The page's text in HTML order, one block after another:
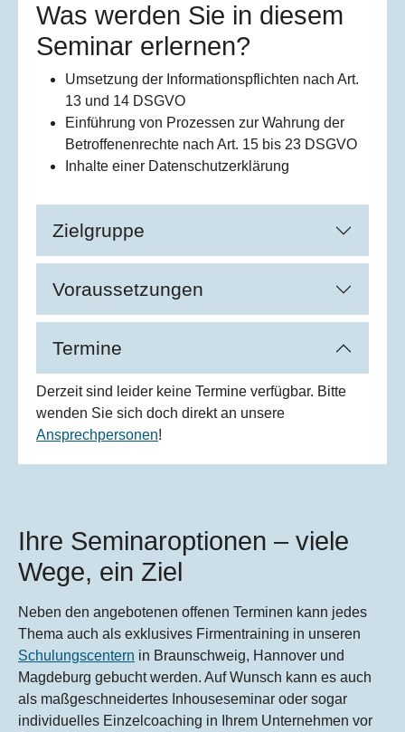
Was werden Sie in diesem
Seminar erlernen?
Umsetzung der Informationspflichten nach Art.
13 und 14 DSGVO
Einführung von Prozessen zur Wahrung der
Betroffenenrechte nach Art. 15 bis 23 DSGVO
Inhalte einer Datenschutzerklärung
Zielgruppe
Voraussetzungen
Termine
Derzeit sind leider keine Termine verfügbar. Bitte
wenden Sie sich doch direkt an unsere
Ansprechpersonen!
Ihre Seminaroptionen – viele
Wege, ein Ziel
Neben den angebotenen offenen Terminen kann jedes
Thema auch als exklusives Firmentraining in unseren
Schulungscentern in Braunschweig, Hannover und
Magdeburg gebucht werden. Auf Wunsch kann es auch
als maßgeschneidertes Inhouseseminar oder sogar
individuelles Einzelcoaching in Ihrem Unternehmen vor